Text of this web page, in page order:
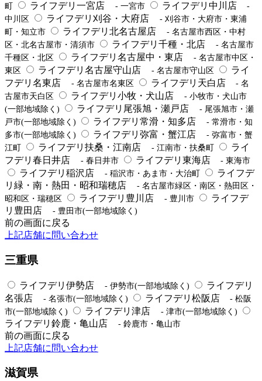
町
ライフデリ一宮店 - 一宮市 ライフデリ中川店
-
中川区
ライフデリ刈谷・大府店
- 刈谷市・大府市・東浦
町・知立市
ライフデリ北名古屋店
- 名古屋市西区・中村
区・北名古屋市・清須市
ライフデリ千種・北店
- 名古屋市
千種区・北区
ライフデリ名古屋中・東店
- 名古屋市中区・
東区
ライフデリ名古屋守山店 - 名古屋市守山区
ライ
フデリ名東店
- 名古屋市名東区 ライフデリ天白店
- 名
古屋市天白区
ライフデリ小牧・犬山店
- 小牧市・犬山市
(一部地域除く)
ライフデリ尾張旭・瀬戸店
- 尾張旭市・瀬
戸市(一部地域除く)
ライフデリ常滑・知多店
- 常滑市・知
多市(一部地域除く)
ライフデリ弥富・蟹江店
- 弥富市・蟹
江町
ライフデリ扶桑・江南店 - 江南市・扶桑町
ライ
フデリ春日井店
- 春日井市 ライフデリ東海店 - 東海市
ライフデリ稲沢店 - 稲沢市・あま市・大治町
ライフデ
リ緑・南・熱田・昭和瑞穂店
- 名古屋市緑区・南区・熱田区・
昭和区・瑞穂区
ライフデリ豊川店 - 豊川市
ライフデ
リ豊田店
- 豊田市(一部地域除く)
前の画面に戻る
上記店舗に問い合わせ
三重県
ライフデリ伊勢店 - 伊勢市(一部地域除く)
ライフデリ
名張店
- 名張市(一部地域除く) ライフデリ松阪店
- 松阪
市(一部地域除く)
ライフデリ津店 - 津市(一部地域除く)
ライフデリ鈴鹿・亀山店 - 鈴鹿市・亀山市
前の画面に戻る
上記店舗に問い合わせ
滋賀県